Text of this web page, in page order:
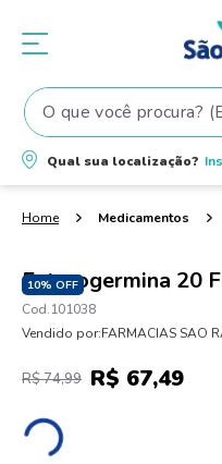
O que você procura? (Ex:
Qual sua localização?
Medicamentos
10% OFF
Enterogermina 20
101038
Vendido por:FARMACIAS SAO
R$74,99 R$ 67,49
Termos mais
1º fralda
shampoo
4º fralda pampers
tintura cabelo
8º